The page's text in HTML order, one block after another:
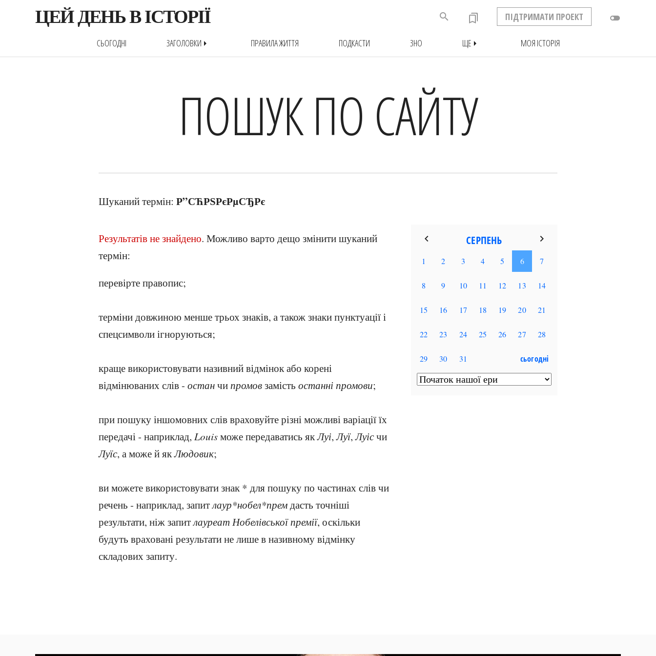
ЦЕЙ ДЕНЬ В ІСТОРІЇ toggle_off
ПІДТРИМАТИ ПРОЕКТ
bookmarks
search
СЬОГОДНІ ЗАГОЛОВКИarrow_right ПРАВИЛА ЖИТТЯ ПОДКАСТИ ЗНО ЩЕarrow_right МОЯ ІСТОРІЯ
ПОШУК ПО САЙТУ
Шуканий термін: Р”СЋРЅРєРµСЂРє
Результатів не знайдено. Можливо варто дещо змінити шуканий
термін:
перевірте правопис;
терміни довжиною менше трьох знаків, а також знаки пунктуації і
спецсимволи ігноруються;
краще використовувати називний відмінок або корені
відмінюваних слів - останчипромовзамість останні промови;
при пошуку іншомовних слів враховуйте різні можливі варіації їх
передачі - наприклад, Louisможе передаватись якЛуі,Луї,Луісчи
Луїс, а може й якЛюдовик;
ви можете використовувати знак * для пошуку по частинах слів чи
речень - наприклад, запитлаур*нобел*премдасть точніші
результати, ніж запитлауреат Нобелівської премії, оскільки
будуть враховані результати не лише в називному відмінку
складових запиту.